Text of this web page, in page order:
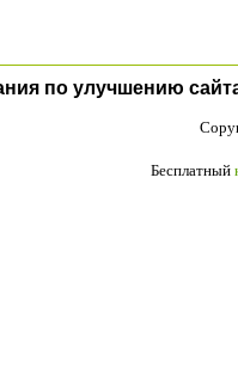
по улучшению
Бесплатный